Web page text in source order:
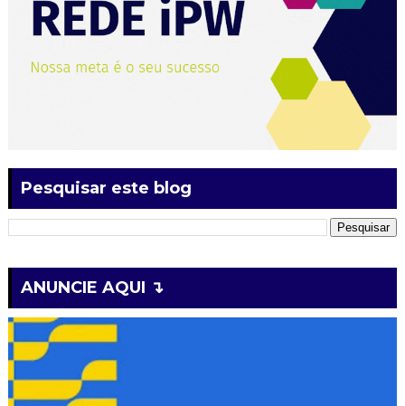
Pesquisar este blog
ANUNCIE AQUI ↴